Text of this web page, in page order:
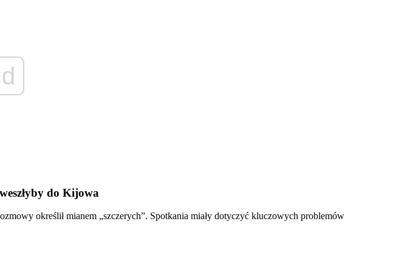
do Kijowa
określił mianem „szczerych”. Spotkania miały dotyczyć kluczowych problemów